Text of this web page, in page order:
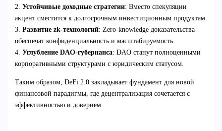
2. Устойчивые доходные стратегии: Вместо спекуляции
акцент сместится к долгосрочным инвестиционным продуктам.
3. Развитие zk-технологий: Zero-knowledge доказательства
обеспечат конфиденциальность и масштабируемость.
4. Углубление DAO-губернанса: DAO станут полноценными
корпоративными структурами с юридическим статусом.
Таким образом, DeFi 2.0 закладывает фундамент для новой
финансовой парадигмы, где децентрализация сочетается с
эффективностью и доверием.